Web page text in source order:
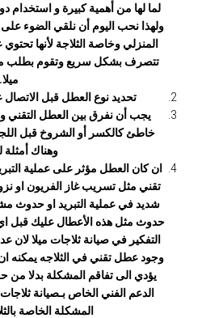
لما لها من أهمية كبيرة و استخدام
ولهذا نحب اليوم أن نلقي الضوء
المنزلي وخاصة الثلاجة لأنها
تتصرف بشكل سريع وتقوم بطلب
ميلا.
تحديد نوع العطل قبل الاتصال
يجب أن نفرق بين العطل التقني
خاطئ كالكسر أو الشروخ قبل
وهناك أمثلة
ان كان العطل مؤثر على عملية
تقني مثل تسريب غاز الفريون او
شديد في عملية التبريد او حدوث
حدوث مثل هذه الأعطال عليك قبل
التفكير في صيانة ثلاجات ميلالان
وجود عطل تقني في الثلاجه يمكنه
يؤدي الى تفاقم المشكلة بدلا من
الدعم الفني الخاص بـصيانة ثلاجات
المشكلة الخاصة